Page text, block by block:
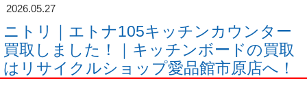
2026.05.27
ニトリ｜エトナ105キッチンカウンター
買取しました！｜キッチンボードの買取
はリサイクルショップ愛品館市原店へ！